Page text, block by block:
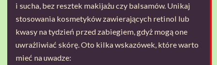
i sucha, bez resztek makijażu czy balsamów. Unikaj
stosowania kosmetyków zawierających retinol lub
kwasy na tydzień przed zabiegiem, gdyż mogą one
uwrażliwiać skórę. Oto kilka wskazówek, które warto
mieć na uwadze: